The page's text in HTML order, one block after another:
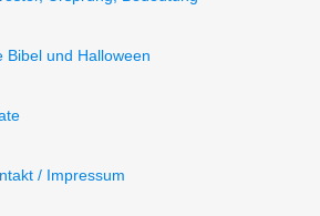
Bibel und Halloween
/ Impressum